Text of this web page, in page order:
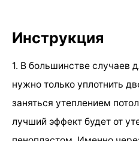
Инструкция
1. В большинстве случаев
нужно только уплотнить
заняться утеплением
лучший эффект будет от